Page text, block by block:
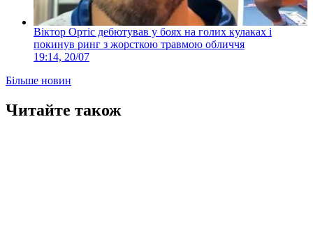
Віктор Ортіс дебютував у боях на голих кулаках і
покинув ринг з жорсткою травмою обличчя
19:14, 20/07
Більше новин
Читайте також